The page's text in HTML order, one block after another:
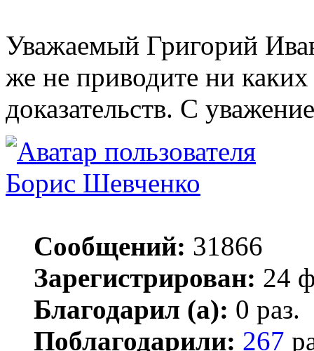
Уважаемый Григорий
же не приводите ни
доказательств. С
Борис Шевченко
Сообщений: 31866
Зарегистрирован: 24
Благодарил (а): 0 раз.
Поблагодарили: 267